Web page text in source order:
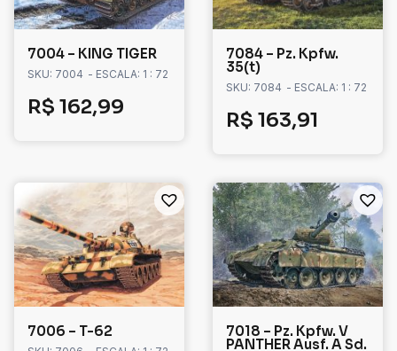
7004 – KING TIGER
SKU: 7004 - ESCALA: 1 : 72
R$ 162,99
7084 – Pz. Kpfw.
35(t)
SKU: 7084 - ESCALA: 1 : 72
R$ 163,91
7006 – T-62 7018 – Pz. Kpfw. V
PANTHER Ausf. A Sd.